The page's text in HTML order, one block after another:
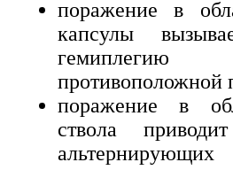
поражение в
капсулы
гемиплегию
противоположной
поражение в
ствола